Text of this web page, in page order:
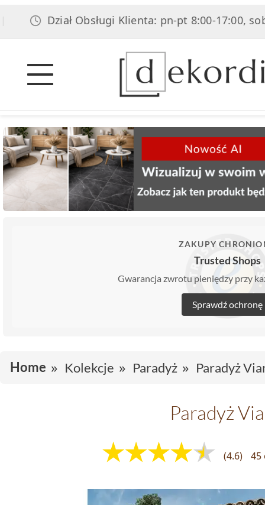
Dział Obsługi Klienta: pn-pt 8:00-17:00, sob 8:00-
ZAKUPY
Trusted Shops
Gwarancja zwrotu pieniędzy przy
Sprawdź ochronę
Home Kolekcje Paradyż Paradyż
Paradyż
(4.6) 45